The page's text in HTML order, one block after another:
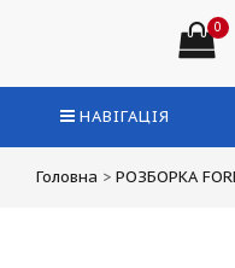
0
НАВІГАЦІЯ
Головна > РОЗБОРКА